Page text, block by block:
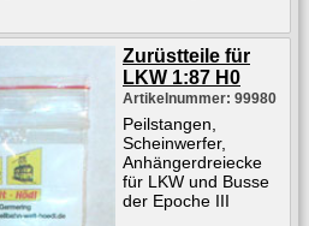
Zurüstteile für
LKW 1:87 H0
Artikelnummer: 99980
Peilstangen,
Scheinwerfer,
Anhängerdreiecke
für LKW und Busse
der Epoche III